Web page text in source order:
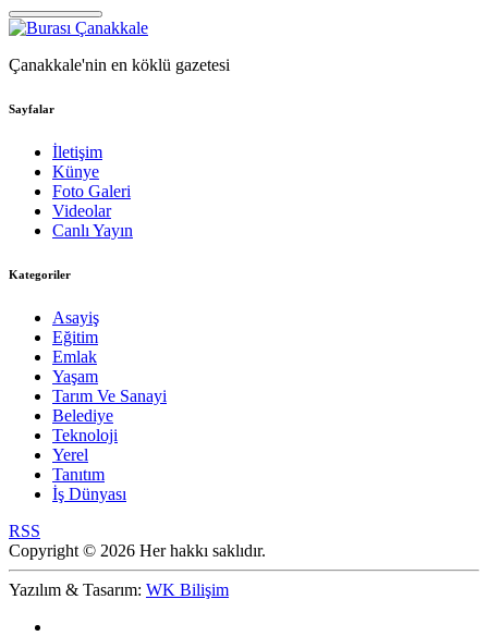
Çanakkale'nin en köklü gazetesi
Sayfalar
İletişim
Künye
Foto Galeri
Videolar
Canlı Yayın
Kategoriler
Asayiş
Eğitim
Emlak
Yaşam
Tarım Ve Sanayi
Belediye
Teknoloji
Yerel
Tanıtım
İş Dünyası
RSS
Copyright © 2026 Her hakkı saklıdır.
Yazılım & Tasarım: WK Bilişim